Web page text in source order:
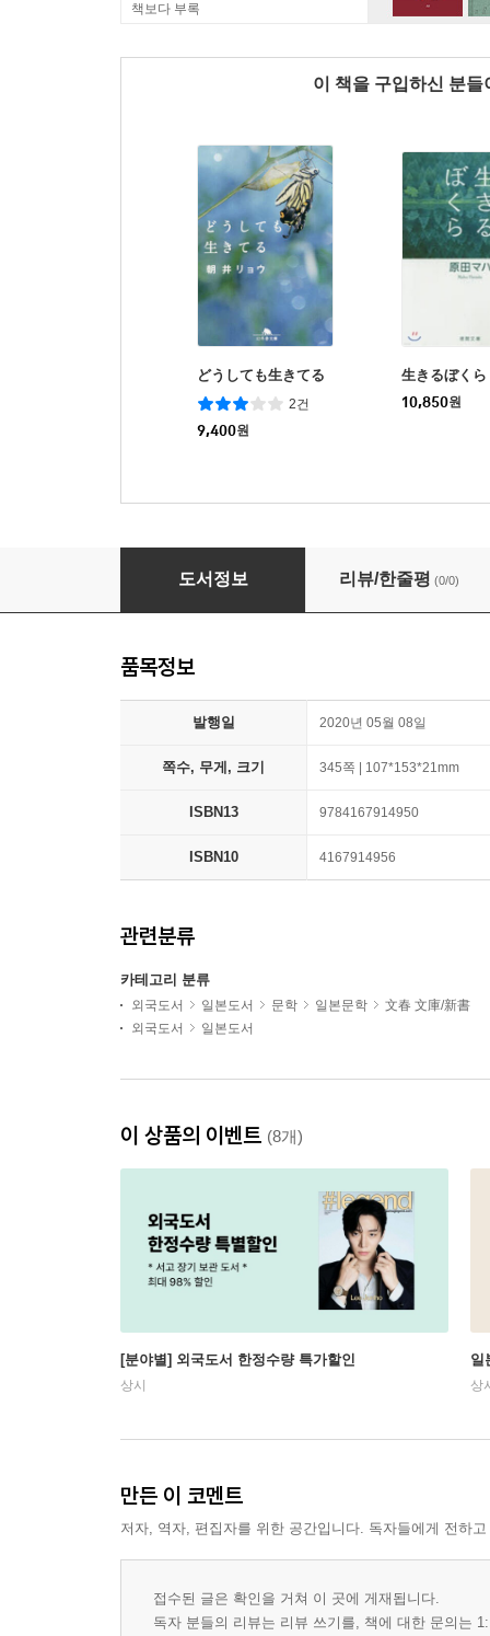
책보다 부록
이 책을 구입하신 분
どうしても生きてる
2건
9,400원
生きるぼくら
10,850원
風と共にゆとりぬ
도서정보 리뷰/한줄평 (0/0)
품목정보
발행일 2020년 05월 08일
쪽수, 무게, 크기 345쪽 | 107*153*21mm
ISBN13 9784167914950
ISBN10 4167914956
관련분류
카테고리 분류
외국도서 일본도서 문학 일본문학
文春 文庫/新書
외국도서
일본도서
이 상품의 이벤트 (8개)
[분야별] 외국도서 한정수량 특가할인
상시
일
상
만든 이 코멘트
저자, 역자, 편집자를 위한 공간입니다. 독자들에게 전하
접수된 글은 확인을 거쳐 이 곳에 게재됩니다.
독자 분들의 리뷰는 리뷰 쓰기를, 책에 대한 문의는